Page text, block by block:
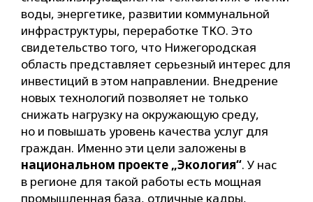
воды, энергетике, развитии коммунальной
инфраструктуры, переработке ТКО. Это
свидетельство того, что Нижегородская
область представляет серьезный интерес для
инвестиций в этом направлении. Внедрение
новых технологий позволяет не только
снижать нагрузку на окружающую среду,
но и повышать уровень качества услуг для
граждан. Именно эти цели заложены в
национальном проекте „Экология“. У нас
в регионе для такой работы есть мощная
промышленная база, отличные кадры,